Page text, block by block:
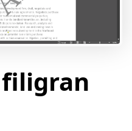
filigran